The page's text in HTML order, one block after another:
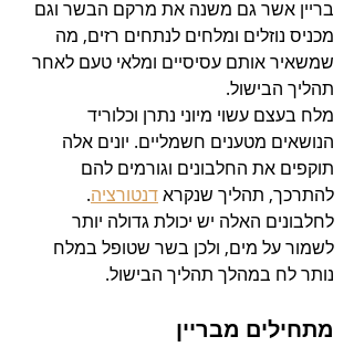
בריין אשר גם משנה את מרקם הבשר וגם
מכניס נוזלים ומלחים לנתחים רזים, מה
שמשאיר אותם עסיסיים ומלאי טעם לאחר
תהליך הבישול.
מלח בעצם עשוי מיוני נתרן וכלוריד
הנושאים מטענים חשמליים. יונים אלה
תוקפים את החלבונים וגורמים להם
להתרכך, תהליך שנקרא דנטורציה.
לחלבונים האלה יש יכולת גדולה יותר
לשמור על מים, ולכן בשר שטופל במלח
נותר לח במהלך תהליך הבישול.
מתחילים מבריין